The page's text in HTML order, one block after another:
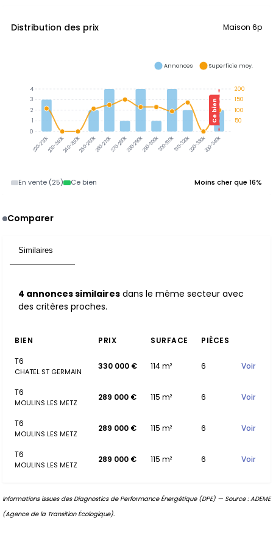
Distribution des prix Maison 6p
220-230k230-240k240-250k250-260k260-270k270-280k280-290k290-300k300-310k310-320k320-330k330-340k
Ce bien
200
150
100
50
4
3
2
1
0
Annonces Superficie moy.
En vente (25) Ce bien Moins cher que 16%
Comparer
Similaires
4 annonces similaires dans le même secteur avec
des critères proches.
BIEN PRIX SURFACE
PIÈCES
T6
CHATEL ST GERMAIN
330 000 € 114 m² 6 Voir
T6
MOULINS LES METZ
289 000 € 115 m² 6 Voir
T6
MOULINS LES METZ
289 000 € 115 m² 6 Voir
T6
MOULINS LES METZ
289 000 € 115 m² 6 Voir
Informations issues des Diagnostics de Performance Énergétique (DPE) — Source : ADEME
(Agence de la Transition Écologique).